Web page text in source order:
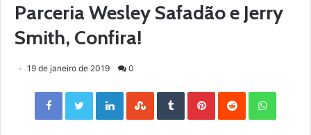
Parceria Wesley Safadão e Jerry
Smith, Confira!
19 de janeiro de 2019 0
Facebook Twitter LinkedIn StumbleUpon Tumblr Pinterest Reddit